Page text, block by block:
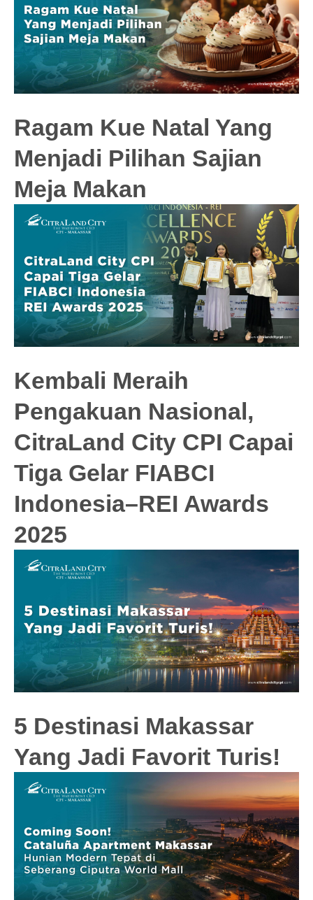
Ragam Kue Natal Yang
Menjadi Pilihan Sajian
Meja Makan
Kembali Meraih
Pengakuan Nasional,
CitraLand City CPI Capai
Tiga Gelar FIABCI
Indonesia–REI Awards
2025
5 Destinasi Makassar
Yang Jadi Favorit Turis!